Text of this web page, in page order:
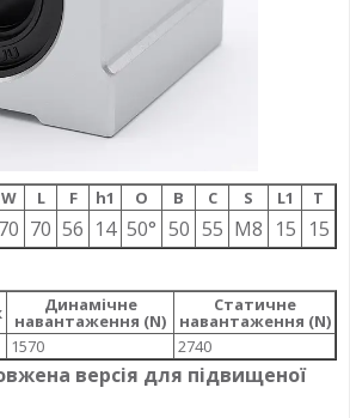
W L F h1 О B C S L1 T
70 70 56 14 50° 50 55 M8 15 15
Динамічне
навантаження (N)
Статичне
навантаження (N)
1570 2740
версія для підвищеної